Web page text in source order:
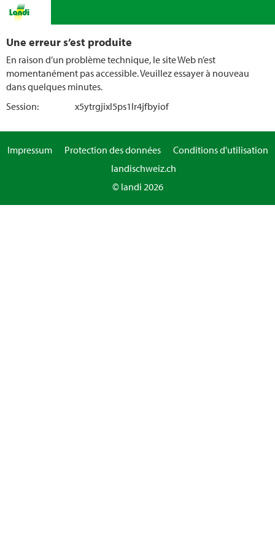
Une erreur s’est produite
En raison d’un problème technique, le site Web n’est
momentanément pas accessible. Veuillez essayer à nouveau
dans quelques minutes.
Session:
x5ytrgjixl5ps1lr4jfbyiof
Impressum Protection des données
Conditions d'utilisation
landischweiz.ch
© landi 2026